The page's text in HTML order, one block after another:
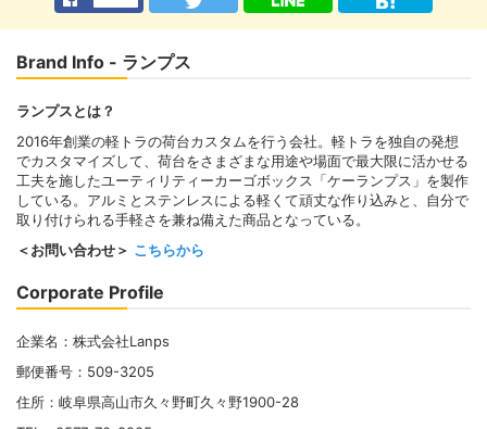
Brand Info - ランプス
ランプスとは？
2016年創業の軽トラの荷台カスタムを行う会社。軽トラを独自の発想
でカスタマイズして、荷台をさまざまな用途や場面で最大限に活かせる
工夫を施したユーティリティーカーゴボックス「ケーランプス」を製作
している。アルミとステンレスによる軽くて頑丈な作り込みと、自分で
取り付けられる手軽さを兼ね備えた商品となっている。
＜お問い合わせ＞ こちらから
Corporate Profile
企業名：株式会社Lanps
郵便番号：509-3205
住所：岐阜県高山市久々野町久々野1900-28